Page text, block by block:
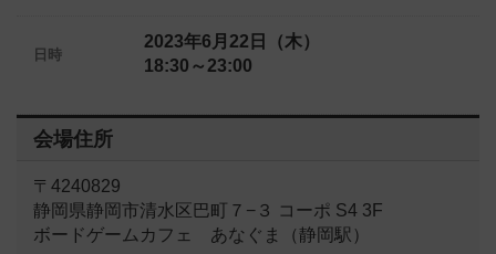
日時
2023年6月22日（木）
18:30～23:00
会場住所
〒4240829
静岡県静岡市清水区巴町７−３ コーポ S4 3F
ボードゲームカフェ あなぐま（静岡駅）